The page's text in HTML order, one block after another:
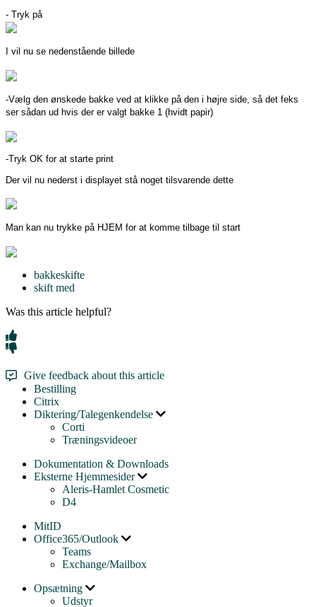
- Tryk på
I vil nu se nedenstående billede
-Vælg den ønskede bakke ved at klikke på den i højre side, så det feks
ser sådan ud hvis der er valgt bakke 1 (hvidt papir)
-Tryk OK for at starte print
Der vil nu nederst i displayet stå noget tilsvarende dette
Man kan nu trykke på HJEM for at komme tilbage til start
bakkeskifte
skift med
Was this article helpful?
Give feedback about this article
Bestilling
Citrix
Diktering/Talegenkendelse
Corti
Træningsvideoer
Dokumentation & Downloads
Eksterne Hjemmesider
Aleris-Hamlet Cosmetic
D4
MitID
Office365/Outlook
Teams
Exchange/Mailbox
Opsætning
Udstyr